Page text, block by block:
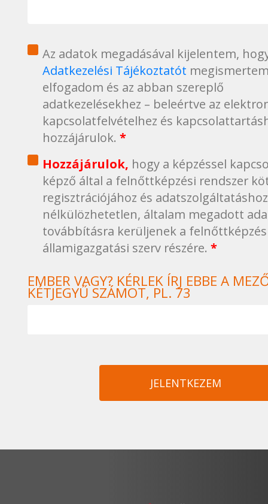
1
Az adatok megadásával kijelentem,
Adatkezelési Tájékoztatót
elfogadom és az abban szereplő
adatkezelésekhez – beleértve az
kapcsolatfelvételhez és
hozzájárulok.*
Hozzájárult
Hozzájárulok, hogy a képzéssel
képző által a felnőttképzési rendszer
regisztrációjához és adatszolgáltatáshoz
nélkülözhetetlen, általam megadott
továbbításra kerüljenek a
államigazgatási szerv részére.*
EMBER VAGY? KÉRLEK ÍRJ EBBE A
KÉTJEGYŰ SZÁMOT, PL. 73
JELENTKEZEM